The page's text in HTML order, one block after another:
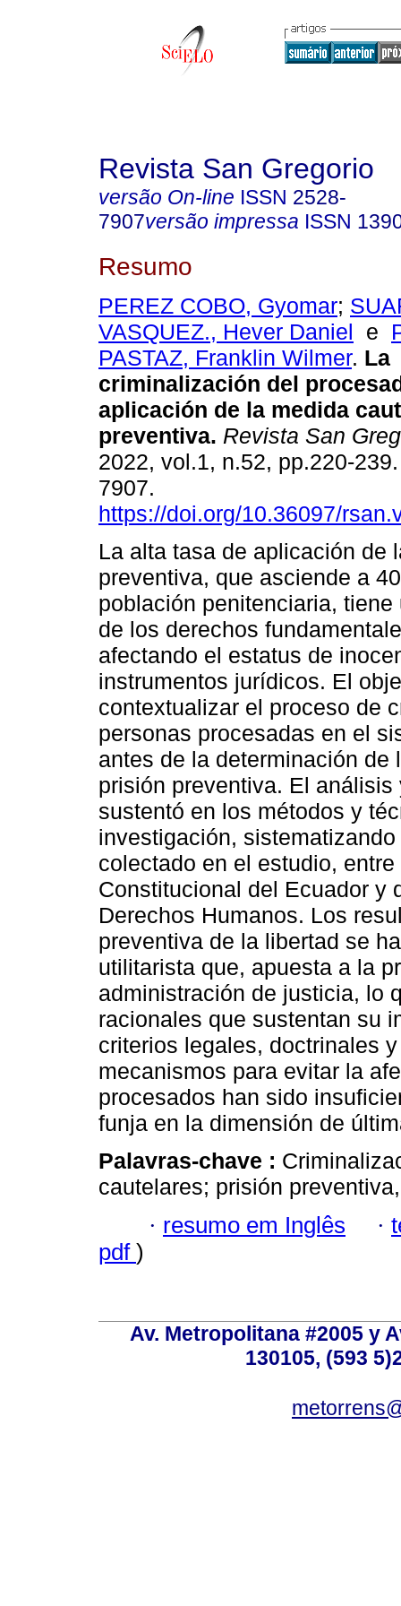
Revista San Gregorio
versão On-line ISSN 2528-
7907versão impressa ISSN
Resumo
PEREZ COBO, Gyomar;
VASQUEZ., Hever Daniel e
PASTAZ, Franklin Wilmer. La
criminalización del
aplicación de la medida
preventiva. Revista San
2022, vol.1, n.52, pp.220-
7907.
https://doi.org/10.36097/
La alta tasa de aplicación de
preventiva, que asciende a
población penitenciaria,
de los derechos
afectando el estatus de
instrumentos jurídicos. El
contextualizar el proceso de
personas procesadas en el
antes de la determinación
prisión preventiva. El
sustentó en los métodos y
investigación,
colectado en el estudio,
Constitucional del Ecuador y
Derechos Humanos. Los
preventiva de la libertad se
utilitarista que, apuesta a la
administración de justicia, lo
racionales que sustentan su
criterios legales, doctrinales
mecanismos para evitar la
procesados han sido
funja en la dimensión de
Palavras-chave :
cautelares; prisión
· resumo em Inglês ·
pdf )
Av. Metropolitana #2005 y
130105, (593